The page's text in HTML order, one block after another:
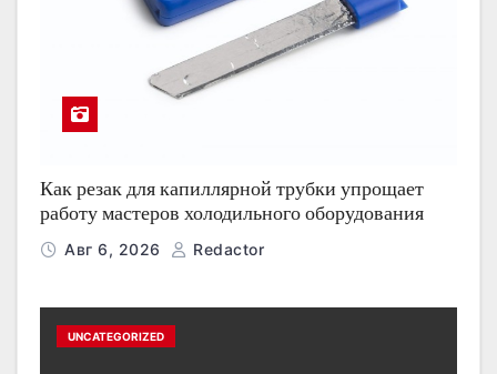
Как резак для капиллярной трубки упрощает
работу мастеров холодильного оборудования
Авг 6, 2026 Redactor
UNCATEGORIZED